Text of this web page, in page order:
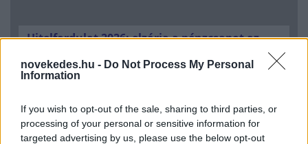
novekedes.hu - Do Not Process My Personal
Information
If you wish to opt-out of the sale, sharing to third parties, or
processing of your personal or sensitive information for
targeted advertising by us, please use the below opt-out
Hitelfordulat 2026: elzárja a pénzcsapot az
ELEMZÉSEK